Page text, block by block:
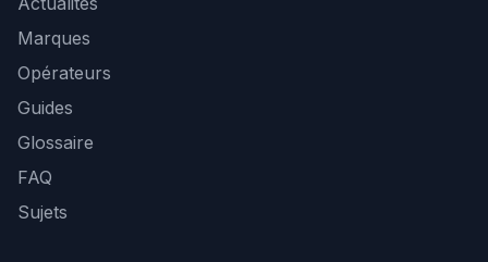
Marques
Opérateurs
Guides
Glossaire
FAQ
Sujets